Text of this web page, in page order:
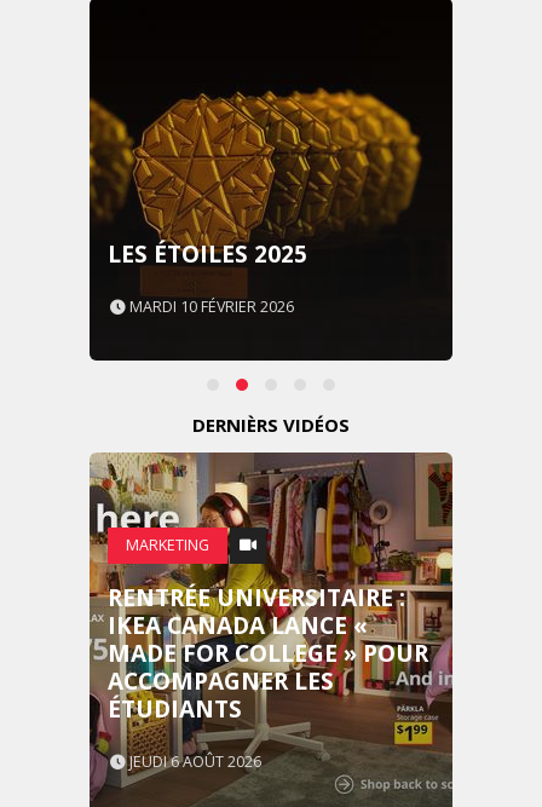
LES ÉTOILES 2025
MARDI 10 FÉVRIER 2026
DERNIÈRS VIDÉOS
MARKETING
RENTRÉE UNIVERSITAIRE :
IKEA CANADA LANCE «
MADE FOR COLLEGE » POUR
ACCOMPAGNER LES
ÉTUDIANTS
JEUDI 6 AOÛT 2026